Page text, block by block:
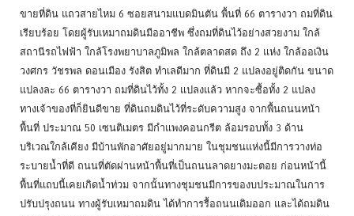
ขายที่ดิน แถวสายไหม 6 ซอยสนามแบดมินตัน พื้นที่ 66 ตารางวา ถมที่ดิน
เรียบร้อย โดยผู้รับเหมาถมดินมืออาชีพ ซึ่งถมที่ดินไว้อย่างสวยงาม ใกล้
สถานีรถไฟฟ้า ใกล้โรงพยาบาลภูมิพล ใกล้ตลาดสด ถึง 2 แห่ง ใกล้ออเงิน
วงศกร วัชรพล ดอนเมือง รังสิต ทำเลดีมาก ที่ดินมี 2 แปลงอยู่ติดกัน ขนาด
แปลงละ 66 ตารางวา ถมที่ดินไว้ทั้ง 2 แปลงแล้ว หากจะซื้อทั้ง 2 แปลง
ทางเจ้าของที่ก็ยินดีขาย ที่ดินถมดินไว้ที่ระดับความสูง จากพื้นถนนหน้า
พื้นที่ ประมาณ 50 เซนติเมตร มีกำแพงคอนกรีต ล้อมรอบทั้ง 3 ด้าน
บริเวณใกล้เคียง มีบ้านพักอาศัยอยู่มากมาย ในชุมชนแห่งนี้มีการวางท่อ
ระบายน้ำที่ดี ถนนที่ตัดผ่านหน้าพื้นที่เป็นถนนลาดยางมะตอย ก่อนหน้านี้
พื้นที่แถบนี้เคยเกิดน้ำท่วม จากนั้นทางชุมชนมีการของบประมาณในการ
ปรับปรุงถนน ทางผู้รับเหมาถมดิน ได้ทำการรื้อถนนเดิมออก และได้ถมดิน